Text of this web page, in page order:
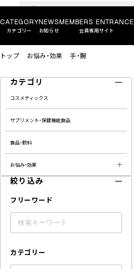
CATEGORY
カテゴリー
NEWS
お知らせ
MEMBERS ENTRANCE
会員専用サイト
トップ お悩み・効果 手・腕
カテゴリ
コスメティックス
サプリメント・保健機能食品
食品・飲料
お悩み・効果
絞り込み
フリーワード
カテゴリー